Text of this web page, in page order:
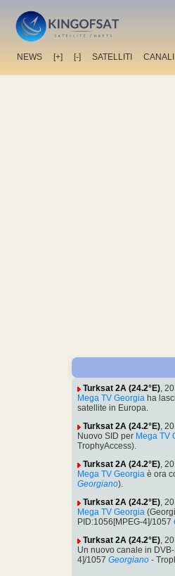
NEWS [+] [-] SATELLITI CANALI
Turksat 2A (24.2°E),
Mega TV Georgia ha
satellite in Europa.
Turksat 2A (24.2°E),
Nuovo SID per Mega TV
TrophyAccess).
Turksat 2A (24.2°E),
Mega TV Georgia è ora
Georgiano).
Turksat 2A (24.2°E),
Mega TV Georgia
PID:1056[MPEG-4]/1057
Turksat 2A (24.2°E),
Un nuovo canale in
4]/1057 Georgiano -